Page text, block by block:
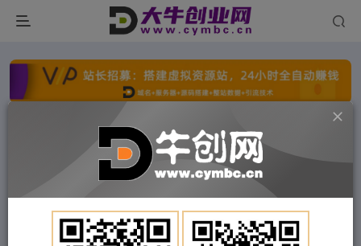
点击开通分站+ 每日收入300+
文字广告火爆招租 文字广告火爆招租
文字广告火爆招租
文字广告火爆招租 文字广告火爆招租